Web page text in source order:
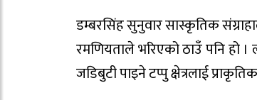
डम्बरसिंह सुनुवार सास्कृतिक
रमणियताले भरिएको ठाउँ पनि
जडिबुटी पाइने टप्पु क्षेत्रलाई